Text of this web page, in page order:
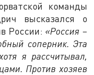
команды
высказался о
России: «Россия –
соперник. Эта
я рассчитывал,
Против хозяев